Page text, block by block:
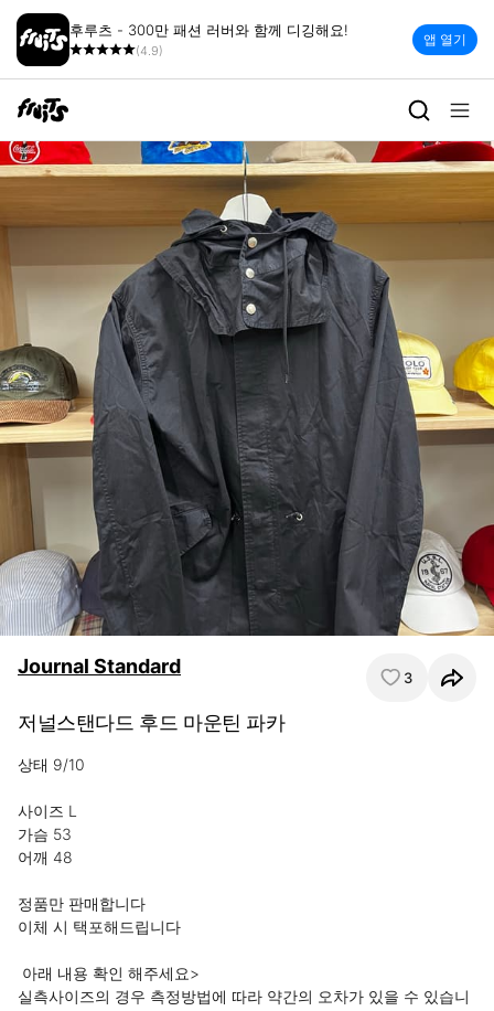
후루츠 - 300만 패션 러버와 함께 디깅해요!
(4.9)
앱 열기
Journal Standard 3
저널스탠다드 후드 마운틴 파카
상태 9/10
사이즈 L
가슴 53
어깨 48
정품만 판매합니다
이체 시 택포해드립니다
실측사이즈의 경우 측정방법에 따라 약간의 오차가 있을 수 있습니